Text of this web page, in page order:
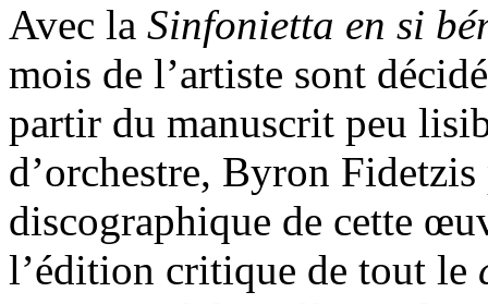
Avec la Sinfonietta en si
mois de l’artiste sont
partir du manuscrit peu
d’orchestre, Byron
discographique de cette
l’édition critique de tout le